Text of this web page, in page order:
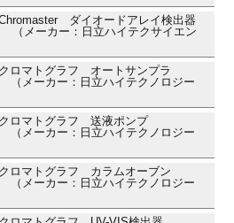
ダイオードアレイ検出器
（メーカー：日立ハイテクサイエン
ロマトグラフ オートサンプラ
（メーカー：日立ハイテクノロジー
ロマトグラフ 送液ポンプ
（メーカー：日立ハイテクノロジー
ロマトグラフ カラムオーブン
（メーカー：日立ハイテクノロジー